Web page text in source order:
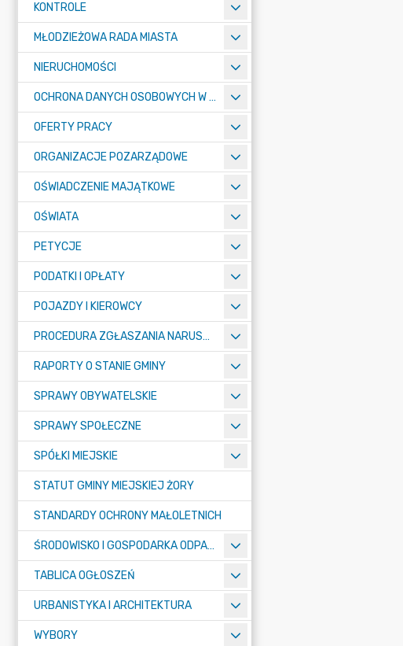
KONTROLE
MŁODZIEŻOWA RADA MIASTA
NIERUCHOMOŚCI
OCHRONA DANYCH OSOBOWYCH W URZĘDZIE MIASTA ŻORY - RODO
OFERTY PRACY
ORGANIZACJE POZARZĄDOWE
OŚWIADCZENIE MAJĄTKOWE
OŚWIATA
PETYCJE
PODATKI I OPŁATY
POJAZDY I KIEROWCY
PROCEDURA ZGŁASZANIA NARUSZEŃ PRAWA
RAPORTY O STANIE GMINY
SPRAWY OBYWATELSKIE
SPRAWY SPOŁECZNE
SPÓŁKI MIEJSKIE
STATUT GMINY MIEJSKIEJ ŻORY
STANDARDY OCHRONY MAŁOLETNICH
ŚRODOWISKO I GOSPODARKA ODPADAMI
TABLICA OGŁOSZEŃ
URBANISTYKA I ARCHITEKTURA
WYBORY